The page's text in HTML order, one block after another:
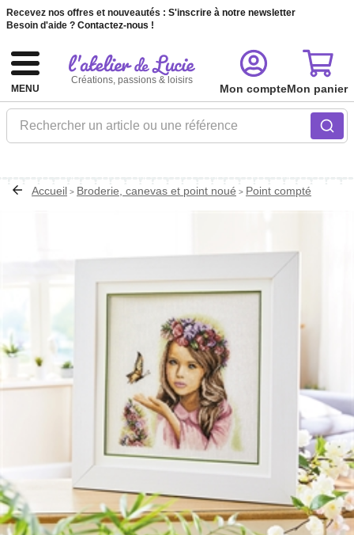
Recevez nos offres et nouveautés : S'inscrire à notre newsletter
Besoin d'aide ? Contactez-nous !
MENU
Créations, passions & loisirs
Rechercher un article ou une référence
Mon compteMon panier
Accueil > Broderie, canevas et point noué > Point compté